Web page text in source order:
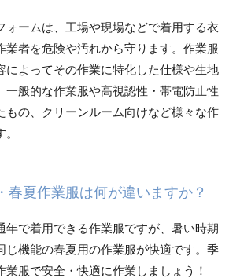
イパー クリーンルーム対策用品
ト） 救急医療品
節商品 ウイルス対策用品
秋冬長袖
ォームは、工場や現場などで着用する衣
業者を危険や汚れから守ります。作業服
によってその作業に特化した仕様や生地
一般的な作業服や高視認性・帯電防止性
もの、クリーンルーム向けなど様々な作
春夏作業服は何が違いますか？
年で着用できる作業服ですが、暑い時期
じ機能の春夏用の作業服が快適です。季
業服で安全・快適に作業しましょう！